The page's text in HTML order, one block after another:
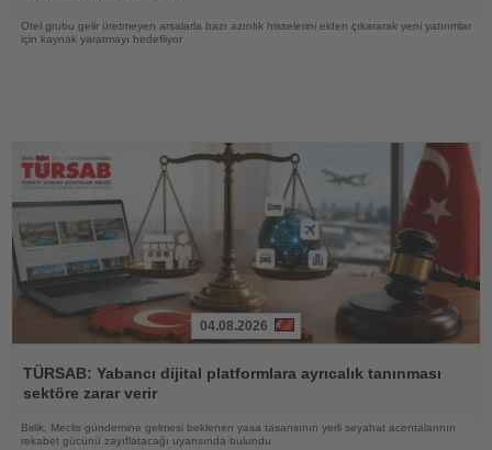
Otel grubu gelir üretmeyen arsalarla bazı azınlık hisselerini elden çıkararak yeni yatırımlar
için kaynak yaratmayı hedefliyor
Oku
04.08.2026
TÜRSAB: Yabancı dijital platformlara ayrıcalık tanınması
sektöre zarar verir
Birlik, Meclis gündemine gelmesi beklenen yasa tasarısının yerli seyahat acentalarının
rekabet gücünü zayıflatacağı uyarısında bulundu